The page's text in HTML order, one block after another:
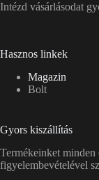
Intézd vásárlásodat
Hasznos linkek
Magazin
Bolt
Gyors kiszállítás
Termékeinket minden
figyelembevételével